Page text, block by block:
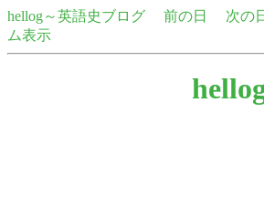
hellog～英語史ブログ 前の日 次の
ム表示